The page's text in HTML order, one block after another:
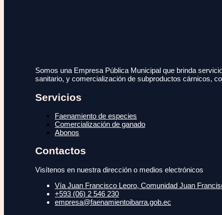
Somos una Empresa Pública Municipal que brinda
sanitario, y comercialización de subproductos cárnicos,
Servicios
Faenamiento de especies
Comercialización de ganado
Abonos
Contactos
Visítenos en nuestra dirección o medios electrónicos
Vía Juan Francisco Leoro, Comunidad Juan
+593 (06) 2 546 230
empresa@faenamientoibarra.gob.ec